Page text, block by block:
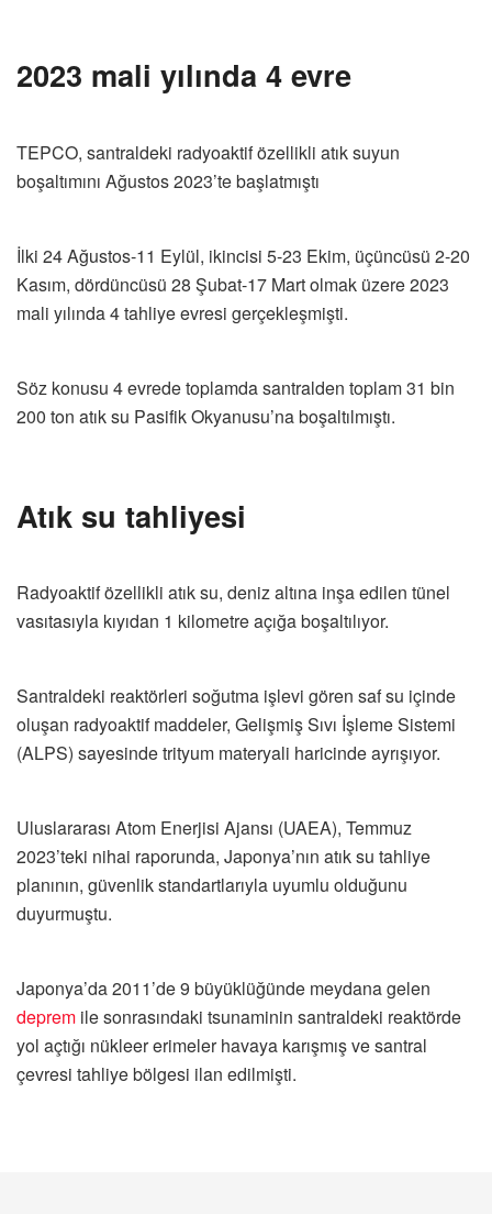
2023 mali yılında 4 evre
TEPCO, santraldeki radyoaktif özellikli atık suyun
boşaltımını Ağustos 2023’te başlatmıştı
İlki 24 Ağustos-11 Eylül, ikincisi 5-23 Ekim, üçüncüsü 2-20
Kasım, dördüncüsü 28 Şubat-17 Mart olmak üzere 2023
mali yılında 4 tahliye evresi gerçekleşmişti.
Söz konusu 4 evrede toplamda santralden toplam 31 bin
200 ton atık su Pasifik Okyanusu’na boşaltılmıştı.
Atık su tahliyesi
Radyoaktif özellikli atık su, deniz altına inşa edilen tünel
vasıtasıyla kıyıdan 1 kilometre açığa boşaltılıyor.
Santraldeki reaktörleri soğutma işlevi gören saf su içinde
oluşan radyoaktif maddeler, Gelişmiş Sıvı İşleme Sistemi
(ALPS) sayesinde trityum materyali haricinde ayrışıyor.
Uluslararası Atom Enerjisi Ajansı (UAEA), Temmuz
2023’teki nihai raporunda, Japonya’nın atık su tahliye
planının, güvenlik standartlarıyla uyumlu olduğunu
duyurmuştu.
Japonya’da 2011’de 9 büyüklüğünde meydana gelen
deprem ile sonrasındaki tsunaminin santraldeki reaktörde
yol açtığı nükleer erimeler havaya karışmış ve santral
çevresi tahliye bölgesi ilan edilmişti.